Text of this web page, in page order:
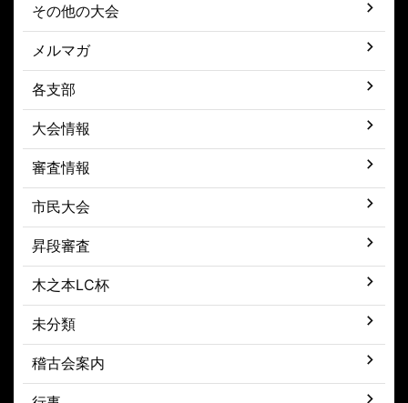
その他の大会
メルマガ
各支部
大会情報
審査情報
市民大会
昇段審査
木之本LC杯
未分類
稽古会案内